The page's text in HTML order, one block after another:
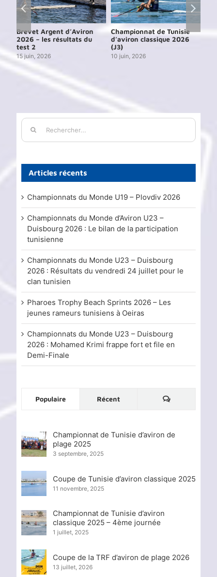
Brevet Argent d’Aviron
2026 – les résultats du
test 2
15 juin, 2026
Championnat de Tunisie
d’aviron classique 2026
(J3)
10 juin, 2026
Rechercher:
Articles récents
Championnats du Monde U19 – Plovdiv 2026
Championnats du Monde d’Aviron U23 –
Duisbourg 2026 : Le bilan de la participation
tunisienne
Championnats du Monde U23 – Duisbourg
2026 : Résultats du vendredi 24 juillet pour le
clan tunisien
Pharoes Trophy Beach Sprints 2026 – Les
jeunes rameurs tunisiens à Oeiras
Championnats du Monde U23 – Duisbourg
2026 : Mohamed Krimi frappe fort et file en
Demi-Finale
Populaire Récent
Championnat de Tunisie d’aviron de
plage 2025
3 septembre, 2025
Coupe de Tunisie d’aviron classique 2025
11 novembre, 2025
Championnat de Tunisie d’aviron
classique 2025 – 4ème journée
1 juillet, 2025
Coupe de la TRF d’aviron de plage 2026
13 juillet, 2026